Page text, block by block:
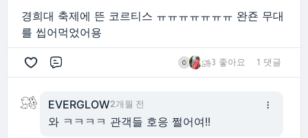
경희대 축제에 뜬 코르티스 ㅠㅠㅠㅠㅠㅠㅠ 완죤 무대
를 씹어먹었어용
3 좋아요 1 댓글
EVERGLOW2개월 전
와 ㅋㅋㅋㅋ 관객들 호응 쩔어여!!